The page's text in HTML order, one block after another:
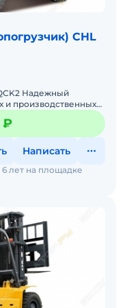
CHL
Надежный
и производственных
₽
Написать
6 лет на площадке